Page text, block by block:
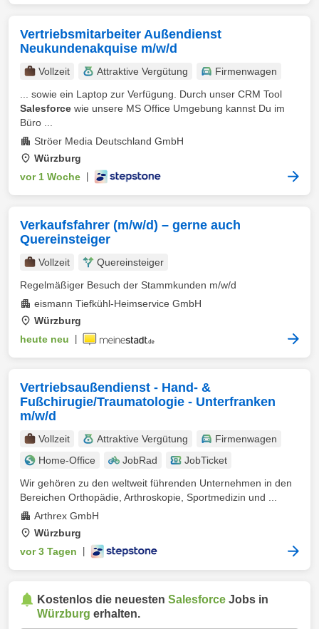
Vertriebsmitarbeiter Außendienst
Neukundenakquise m/w/d
Vollzeit Attraktive Vergütung
Firmenwagen
... sowie ein Laptop zur Verfügung. Durch unser CRM Tool
Salesforce wie unsere MS Office Umgebung kannst Du im
Büro ...
Ströer Media Deutschland GmbH
Würzburg
vor 1 Woche
Verkaufsfahrer (m/w/d) – gerne auch
Quereinsteiger
Vollzeit
Quereinsteiger
Regelmäßiger Besuch der Stammkunden m/w/d
eismann Tiefkühl-Heimservice GmbH
Würzburg
heute neu
Vertriebsaußendienst - Hand- &
Fußchirugie/Traumatologie - Unterfranken
m/w/d
Vollzeit Attraktive Vergütung
Firmenwagen
Home-Office
JobRad
JobTicket
Wir gehören zu den weltweit führenden Unternehmen in den
Bereichen Orthopädie, Arthroskopie, Sportmedizin und ...
Arthrex GmbH
Würzburg
vor 3 Tagen
Kostenlos die neuesten Salesforce Jobs in
Würzburg erhalten.